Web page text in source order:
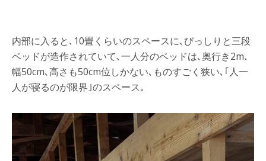
内部に入ると､10畳くらいのスペースに､びっしりと三段
ベッドが造作されていて､一人分のベッドは､奥行き2m､
幅50cm､高さも50cm位しかない､ものすごく狭い､｢人一
人が寝るのが限界｣のスペース｡